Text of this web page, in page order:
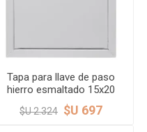
Tapa para llave de paso
hierro esmaltado 15x20
DELTA
$U 2.324 $U 697